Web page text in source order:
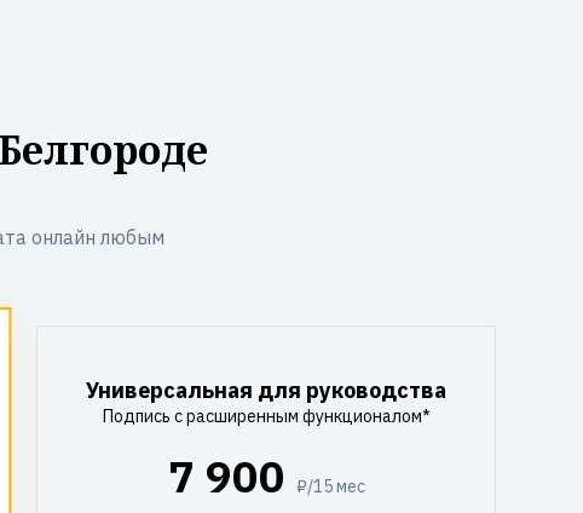
онлайн любым
Универсальная для руководства
Подпись с расширенным функционалом*
7 900 ₽/15 мес